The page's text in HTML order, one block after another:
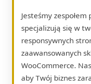
Jesteśmy
specjalizują się w
responsywnych
zaawansowanych
WooCommerce.
aby Twój biznes